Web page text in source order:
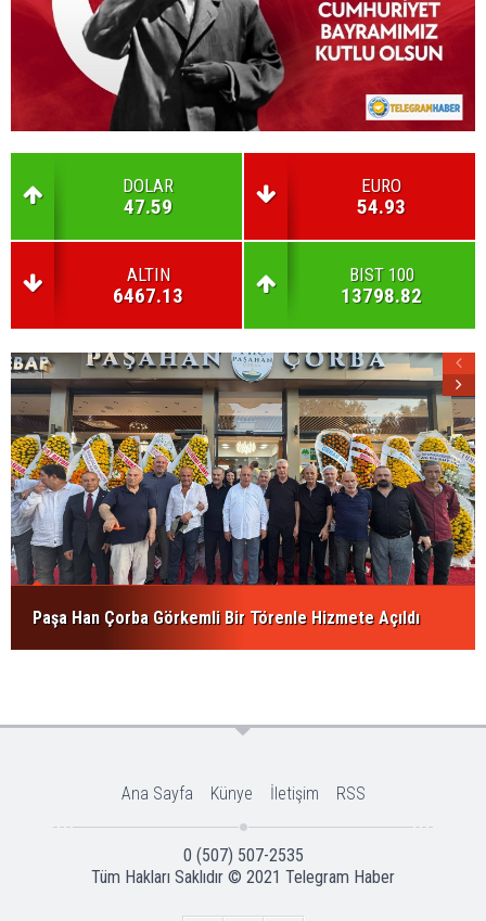
DOLAR
47.59
EURO
54.93
ALTIN
6467.13
BIST 100
13798.82
Paşa Han Çorba Görkemli Bir Törenle Hizmete Açıldı
Ana Sayfa Künye İletişim RSS
0 (507) 507-2535
Tüm Hakları Saklıdır © 2021 Telegram Haber